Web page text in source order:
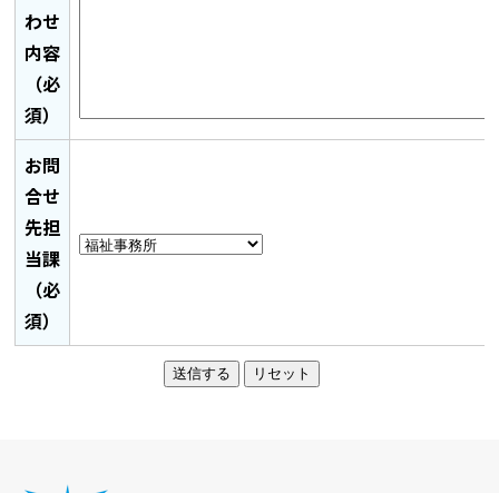
わせ
内容
（必
須）
お問
合せ
先担
当課
（必
須）